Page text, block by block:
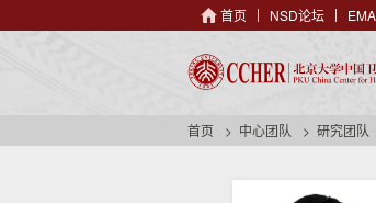
首页 NSD论坛
首页 中心团队 研究团队